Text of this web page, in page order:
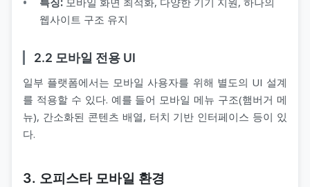
웹사이트 구조 유지
2.2 모바일 전용 UI
일부 플랫폼에서는 모바일 사용자를 위해 별도의 UI 설계
를 적용할 수 있다. 예를 들어 모바일 메뉴 구조(햄버거 메
뉴), 간소화된 콘텐츠 배열, 터치 기반 인터페이스 등이 있
다.
3. 오피스타 모바일 환경